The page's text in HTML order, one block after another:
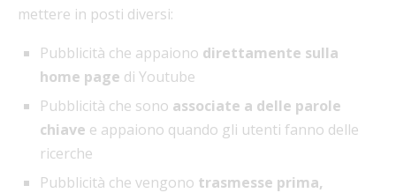
mettere in posti diversi:
Pubblicità che appaiono direttamente sulla
home page di Youtube
Pubblicità che sono associate a delle parole
chiave e appaiono quando gli utenti fanno delle
ricerche
Pubblicità che vengono trasmesse prima,